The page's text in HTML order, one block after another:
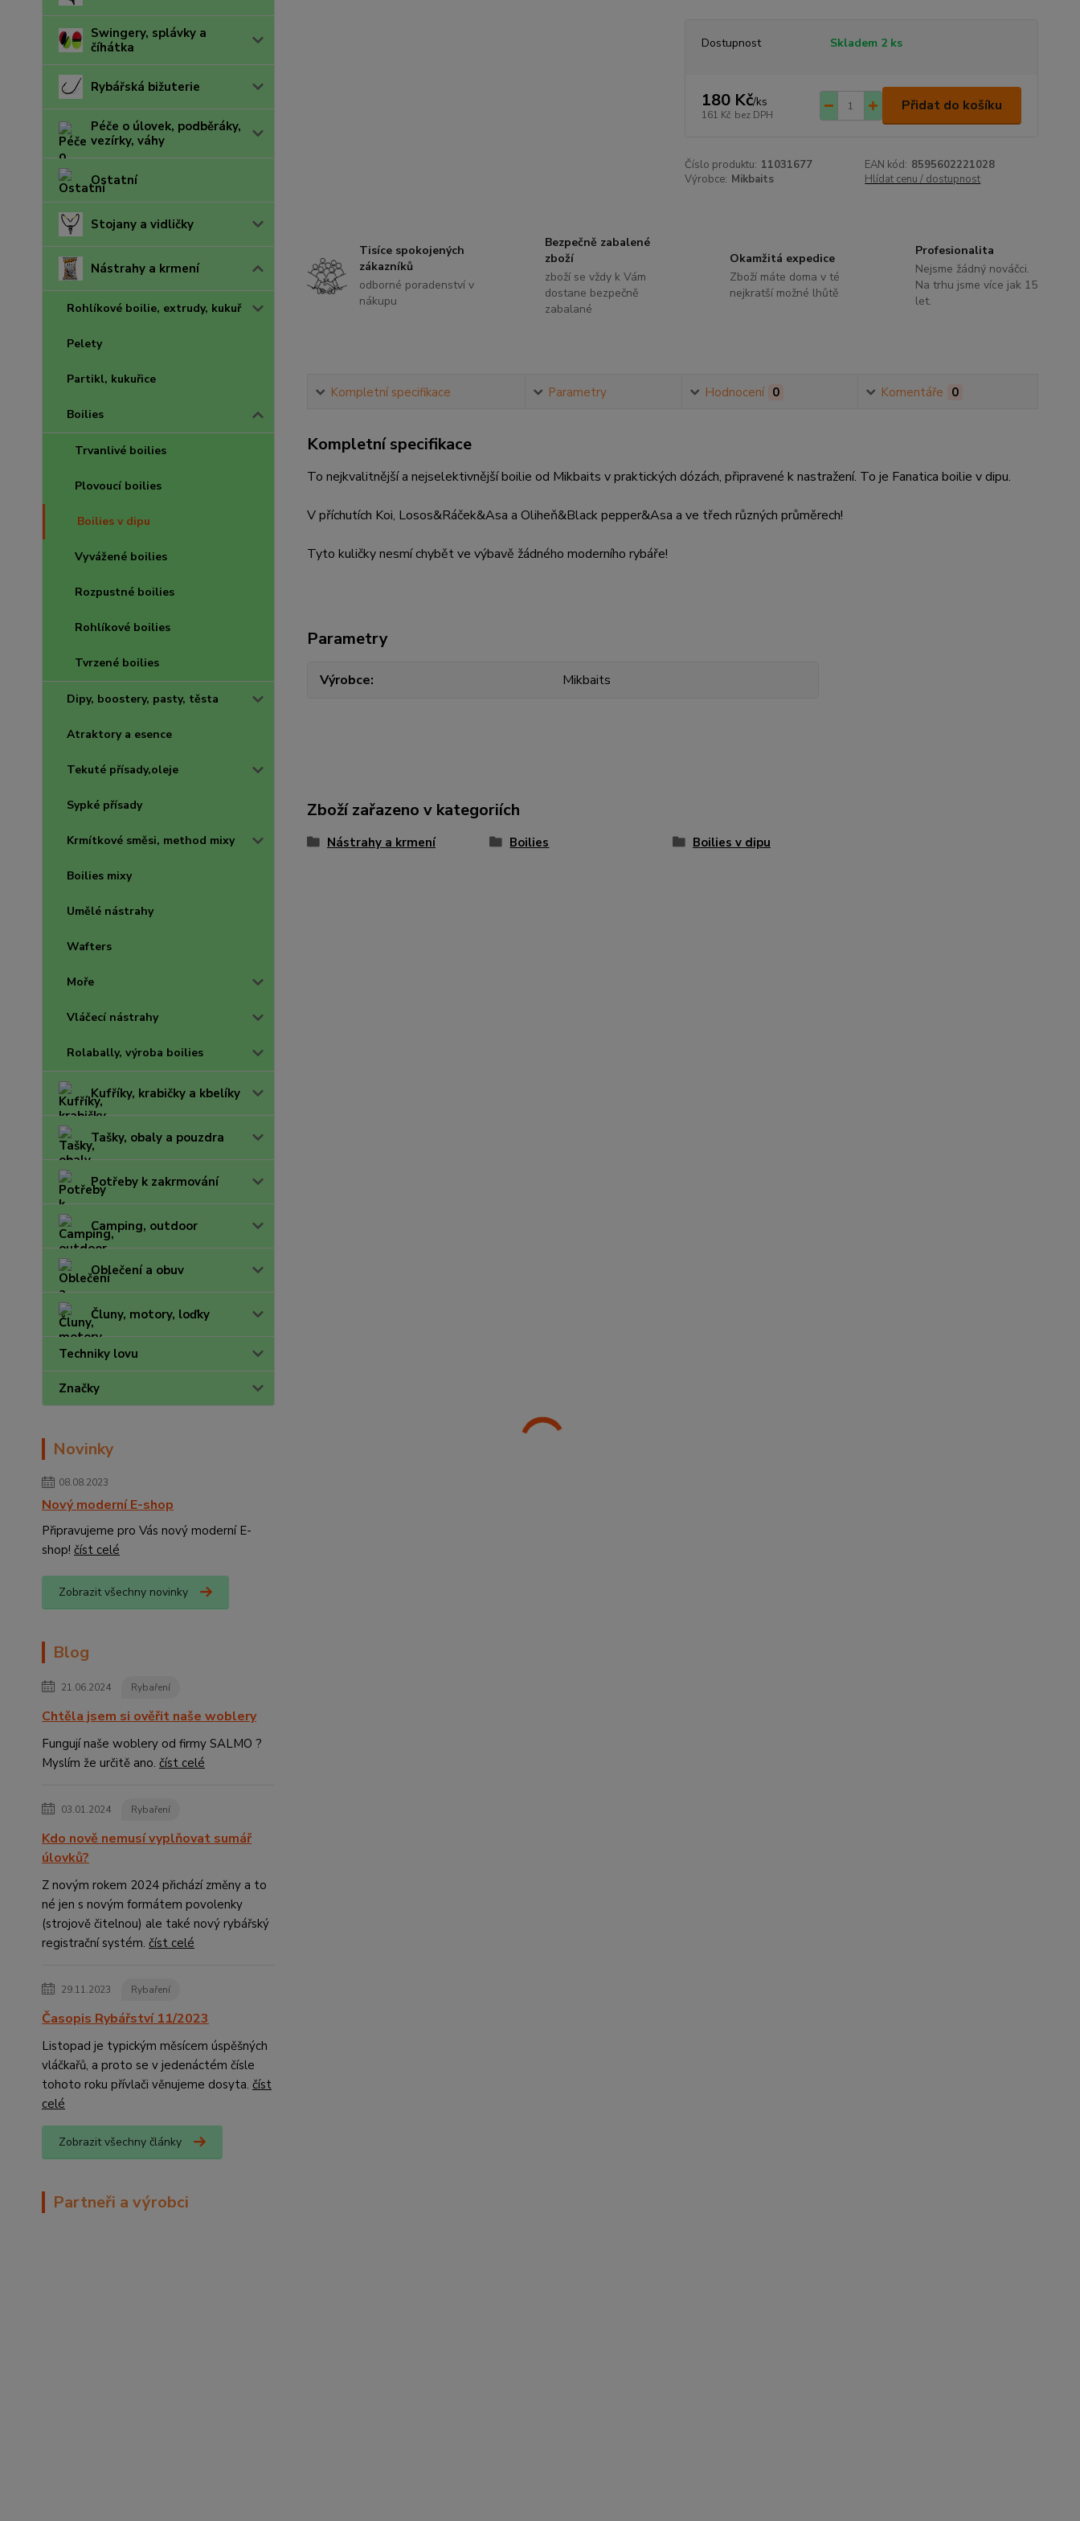
Swingery, splávky a
číhátka
Rybářská bižuterie
Péče o úlovek, podběráky,
vezírky, váhy
Ostatní
Stojany a vidličky
Nástrahy a krmení
Rohlíkové boilie, extrudy, kukuř
Pelety
Partikl, kukuřice
Boilies
Trvanlivé boilies
Plovoucí boilies
Boilies v dipu
Vyvážené boilies
Rozpustné boilies
Rohlíkové boilies
Tvrzené boilies
Dipy, boostery, pasty, těsta
Atraktory a esence
Tekuté přísady,oleje
Sypké přísady
Krmítkové směsi, method mixy
Boilies mixy
Umělé nástrahy
Wafters
Moře
Vláčecí nástrahy
Rolabally, výroba boilies
Kufříky, krabičky a kbelíky
Tašky, obaly a pouzdra
Potřeby k zakrmování
Camping, outdoor
Oblečení a obuv
Čluny, motory, loďky
Techniky lovu
Značky
Novinky
08.08.2023
Nový moderní E-shop
Připravujeme pro Vás nový moderní E-
shop! číst celé
Zobrazit všechny novinky
Blog
21.06.2024 Rybaření
Chtěla jsem si ověřit naše woblery
Fungují naše woblery od firmy SALMO ?
Myslím že určitě ano. číst celé
03.01.2024 Rybaření
Kdo nově nemusí vyplňovat sumář
úlovků?
Z novým rokem 2024 přichází změny a to
né jen s novým formátem povolenky
(strojově čitelnou) ale také nový rybářský
registrační systém. číst celé
29.11.2023 Rybaření
Časopis Rybářství 11/2023
Listopad je typickým měsícem úspěšných
vláčkařů, a proto se v jedenáctém čísle
tohoto roku přívlači věnujeme dosyta. číst
celé
Zobrazit všechny články
Partneři a výrobci
Dostupnost Skladem 2 ks
180 Kč/ks
161 Kč bez DPH
Přidat do košíku
Číslo produktu: 11031677 EAN kód: 8595602221028
Výrobce: Mikbaits Hlídat cenu / dostupnost
Tisíce spokojených
zákazníků
odborné poradenství v
nákupu
Bezpečně zabalené
zboží
zboží se vždy k Vám
dostane bezpečně
zabalané
Okamžitá expedice
Zboží máte doma v té
nejkratší možné lhůtě
Profesionalita
Nejsme žádný nováčci.
Na trhu jsme více jak 15
let.
Kompletní specifikace Parametry Hodnocení 0 Komentáře 0
Kompletní specifikace
To nejkvalitnější a nejselektivnější boilie od Mikbaits v praktických dózách, připravené k nastražení. To je Fanatica boilie v dipu.
V příchutích Koi, Losos&Ráček&Asa a Oliheň&Black pepper&Asa a ve třech různých průměrech!
Tyto kuličky nesmí chybět ve výbavě žádného moderního rybáře!
Parametry
Výrobce Mikbaits
Zboží zařazeno v kategoriích
Nástrahy a krmení Boilies Boilies v dipu